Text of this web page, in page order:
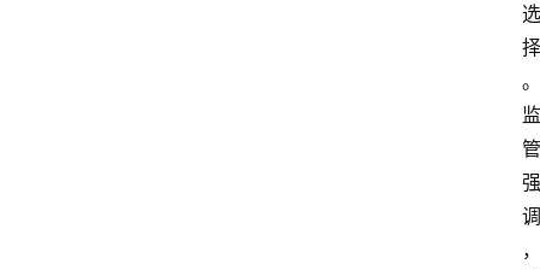
选
择
。
监
管
强
调
，